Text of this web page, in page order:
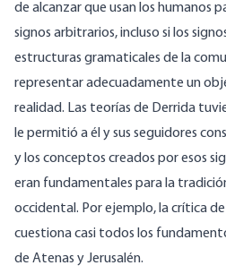
de alcanzar que usan los humanos
signos arbitrarios, incluso si los
estructuras gramaticales de la
representar adecuadamente un
realidad. Las teorías de Derrida
le permitió a él y sus seguidores
y los conceptos creados por esos
eran fundamentales para la
occidental. Por ejemplo, la crítica
cuestiona casi todos los
de Atenas y Jerusalén.